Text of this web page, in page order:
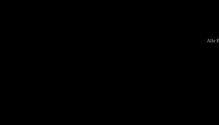
Alle